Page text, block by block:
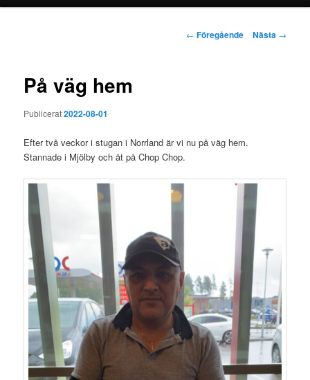
Inläggsnavigering
← Föregående Nästa →
På väg hem
Publicerat2022-08-01
Efter två veckor i stugan i Norrland är vi nu på väg hem.
Stannade i Mjölby och åt på Chop Chop.